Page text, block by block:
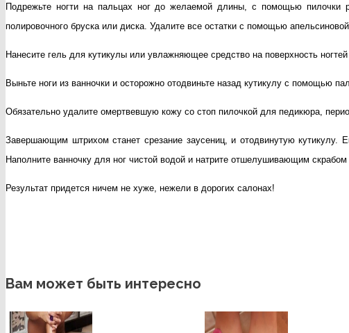
Подрежьте ногти на пальцах ног до желаемой длины, с помощью пилочки
полировочного бруска или диска. Удалите все остатки с помощью апельсиновой
Нанесите гель для кутикулы или увлажняющее средство на поверхность
Выньте ноги из ванночки и осторожно отодвиньте назад кутикулу с помощью
Обязательно удалите омертвевшую кожу со стоп пилочкой для педикюра,
Завершающим штрихом станет срезание заусениц, и отодвинутую кутикулу.
Наполните ванночку для ног чистой водой и натрите отшелушивающим
Результат придется ничем не хуже, нежели в дорогих салонах!
Вам может быть интересно